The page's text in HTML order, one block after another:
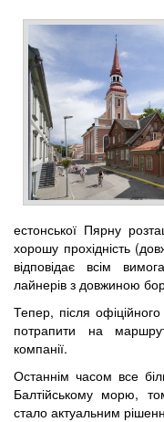
естонської Пярну
хорошу прохідність
відповідає всім
лайнерів з довжиною
Тепер, після
потрапити на
компанії.
Останнім часом все
Балтійському морю,
стало актуальним